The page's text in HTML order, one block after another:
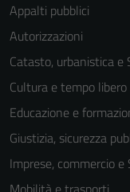
Appalti pubblici
Autorizzazioni
Catasto, urbanistica e
Cultura e tempo libero
Educazione e
Giustizia, sicurezza
Imprese, commercio e